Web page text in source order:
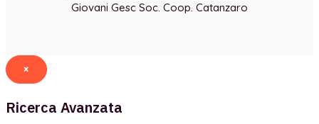
Giovani Gesc Soc. Coop. Catanzaro
×
Ricerca Avanzata